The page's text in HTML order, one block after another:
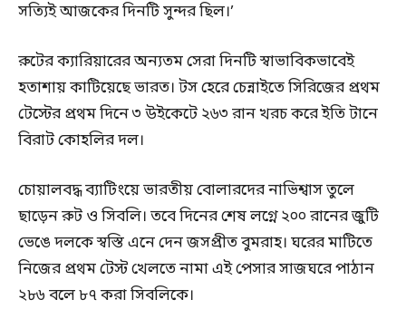
সত্যিই আজকের দিনটি সুন্দর ছিল।’
রুটের ক্যারিয়ারের অন্যতম সেরা দিনটি স্বাভাবিকভাবেই
হতাশায় কাটিয়েছে ভারত। টস হেরে চেন্নাইতে সিরিজের প্রথম
টেস্টের প্রথম দিনে ৩ উইকেটে ২৬৩ রান খরচ করে ইতি টানে
বিরাট কোহলির দল।
চোয়ালবদ্ধ ব্যাটিংয়ে ভারতীয় বোলারদের নাভিশ্বাস তুলে
ছাড়েন রুট ও সিবলি। তবে দিনের শেষ লগ্নে ২০০ রানের জুটি
ভেঙে দলকে স্বস্তি এনে দেন জসপ্রীত বুমরাহ। ঘরের মাটিতে
নিজের প্রথম টেস্ট খেলতে নামা এই পেসার সাজঘরে পাঠান
২৮৬ বলে ৮৭ করা সিবলিকে।